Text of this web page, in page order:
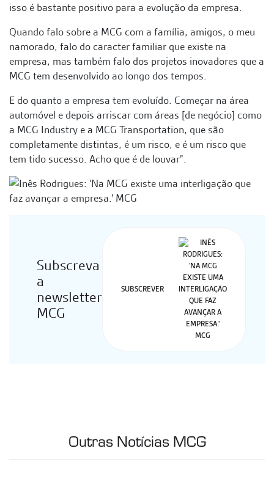
isso é bastante positivo para a evolução da empresa.
Quando falo sobre a MCG com a família, amigos, o meu
namorado, falo do caracter familiar que existe na
empresa, mas também falo dos projetos inovadores que a
MCG tem desenvolvido ao longo dos tempos.
E do quanto a empresa tem evoluído. Começar na área
automóvel e depois arriscar com áreas [de negócio] como
a MCG Industry e a MCG Transportation, que são
completamente distintas, é um risco, e é um risco que
tem tido sucesso. Acho que é de louvar”.
Subscreva
a
newsletter
MCG
SUBSCREVER
Outras Notícias MCG